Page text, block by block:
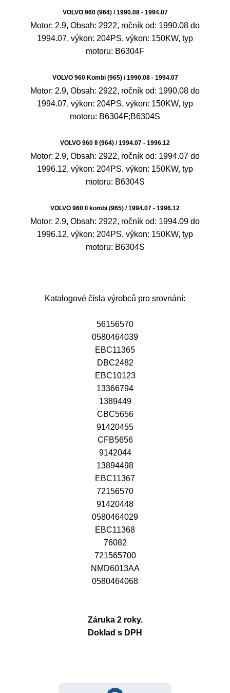
VOLVO 960 (964) / 1990.08 - 1994.07
Motor: 2.9, Obsah: 2922, ročník od: 1990.08 do
1994.07, výkon: 204PS, výkon: 150KW, typ
motoru: B6304F
VOLVO 960 Kombi (965) / 1990.08 - 1994.07
Motor: 2.9, Obsah: 2922, ročník od: 1990.08 do
1994.07, výkon: 204PS, výkon: 150KW, typ
motoru: B6304F;B6304S
VOLVO 960 II (964) / 1994.07 - 1996.12
Motor: 2.9, Obsah: 2922, ročník od: 1994.07 do
1996.12, výkon: 204PS, výkon: 150KW, typ
motoru: B6304S
VOLVO 960 II kombi (965) / 1994.07 - 1996.12
Motor: 2.9, Obsah: 2922, ročník od: 1994.09 do
1996.12, výkon: 204PS, výkon: 150KW, typ
motoru: B6304S
Katalogové čísla výrobců pro srovnání:
56156570
0580464039
EBC11365
DBC2482
EBC10123
13366794
1389449
CBC5656
91420455
CFB5656
9142044
13894498
EBC11367
72156570
91420448
0580464029
EBC11368
76082
721565700
NMD6013AA
0580464068
Záruka 2 roky.
Doklad s DPH